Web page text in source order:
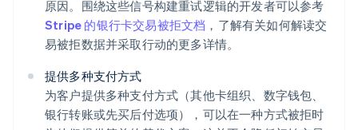
原因。围绕这些信号构建重试逻辑的开发者可以参考
Stripe 的银行卡交易被拒文档 ，了解有关如何解读交
易被拒数据并采取行动的更多详情。
提供多种支付方式
为客户提供多种支付方式（其他卡组织、数字钱包、
银行转账或先买后付选项），可以在一种方式被拒时